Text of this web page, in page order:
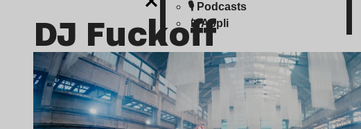
🎙️ Podcasts
📱 Appli
DJ Fuckoff